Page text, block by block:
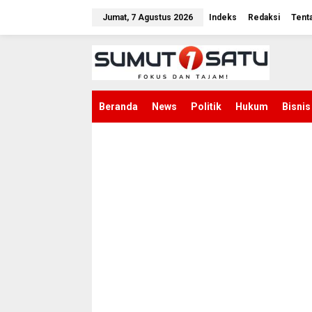
Jumat, 7 Agustus 2026 Indeks Redaksi
Beranda News Politik Hukum Bisnis